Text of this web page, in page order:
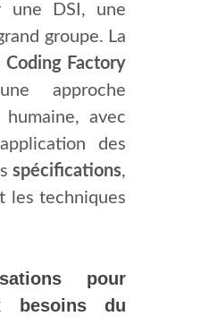
une DSI, une
groupe. La
Coding Factory
approche
avec
des
spécifications,
les techniques
pour
besoins du